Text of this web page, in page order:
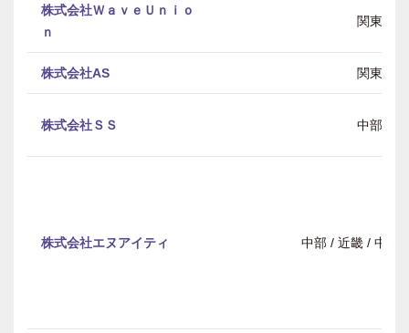
株式会社ＷａｖｅＵｎｉｏ
ｎ
関東
株式会社AS 関東
株式会社ＳＳ 中部
株式会社エヌアイティ 中部 / 近畿 / 中国